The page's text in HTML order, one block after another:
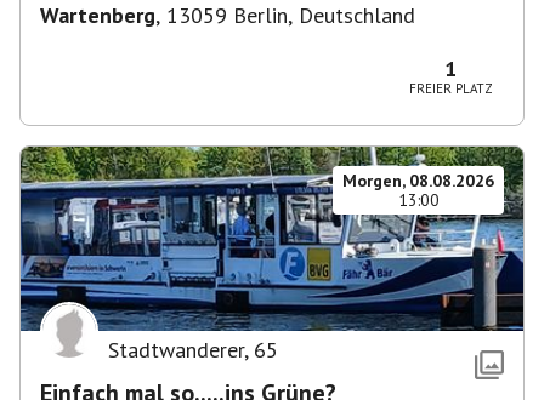
Wartenberg, 13059 Berlin, Deutschland
1
FREIER PLATZ
Morgen, 08.08.2026
13:00
Stadtwanderer, 65
Einfach mal so.....ins Grüne?